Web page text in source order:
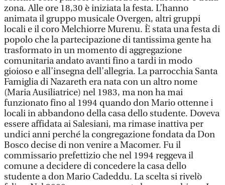
zona. Alle ore 18,30 è iniziata la festa. L’hanno
animata il gruppo musicale Overgen, altri gruppi
locali e il coro Melchiorre Murenu. È stata una festa di
popolo che la partecipazione di tantissima gente ha
trasformato in un momento di aggregazione
comunitaria andato avanti fino a tardi in modo
gioioso e all’insegna dell’allegria. La parrocchia Santa
Famiglia di Nazareth era nata con un altro nome
(Maria Ausiliatrice) nel 1983, ma non ha mai
funzionato fino al 1994 quando don Mario ottenne i
locali in abbandono della casa dello studente. Doveva
essere affidata ai Salesiani, ma rimase inattiva per
undici anni perché la congregazione fondata da Don
Bosco decise di non venire a Macomer. Fu il
commissario prefettizio che nel 1994 reggeva il
comune a decidere di concedere la casa dello
studente a don Mario Cadeddu. La scelta si rivelò